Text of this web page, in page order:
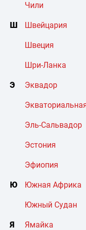
Чили
Ш Швейцария
Швеция
Шри-Ланка
Э Эквадор
Эль-Сальвадор
Эстония
Эфиопия
Ю Южная Африка
Южный Судан
Я Ямайка